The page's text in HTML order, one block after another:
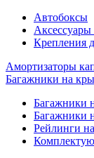
Автобоксы
Аксессуары
Крепления
Амортизаторы
Багажники на
Багажники
Багажники
Рейлинги